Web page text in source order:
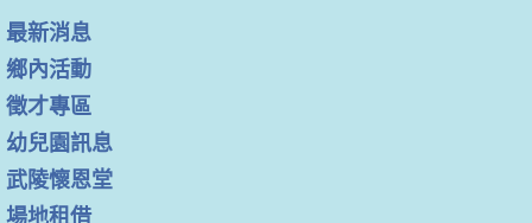
最新消息
鄉內活動
徵才專區
幼兒園訊息
武陵懷恩堂
場地租借